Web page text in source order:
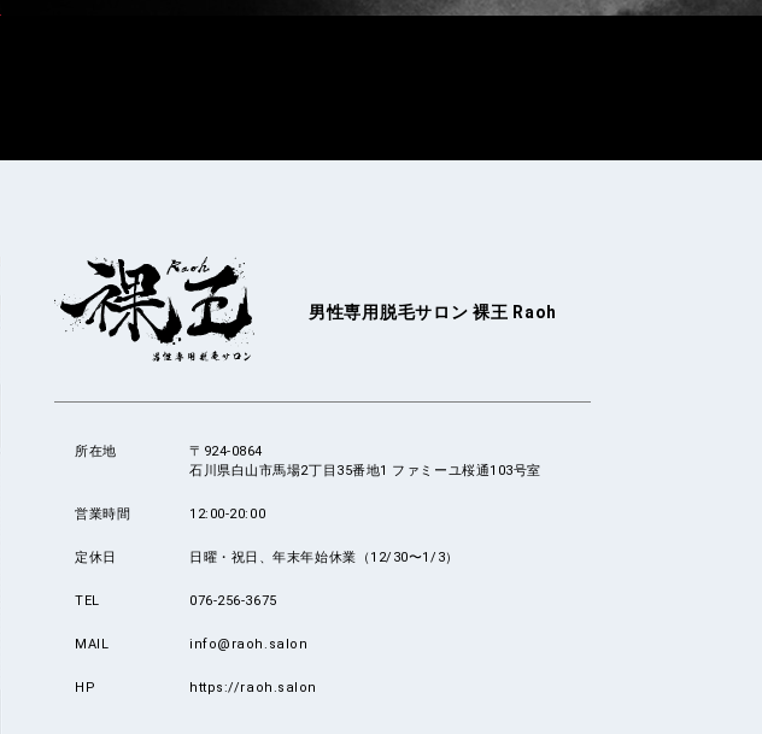
男性専用脱毛サロン 裸王 Raoh
所在地
〒924-0864
石川県白山市馬場2丁目35番地1 ファミーユ桜通103号室
営業時間 12:00-20:00
定休日 日曜・祝日、年末年始休業（12/30〜1/3）
TEL 076-256-3675
MAIL info@raoh.salon
HP https://raoh.salon